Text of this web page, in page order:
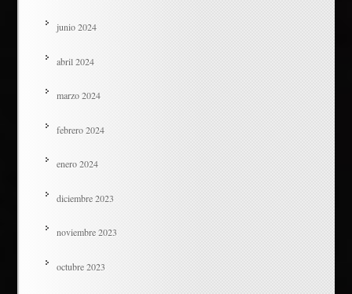
junio 2024
abril 2024
marzo 2024
febrero 2024
enero 2024
diciembre 2023
noviembre 2023
octubre 2023